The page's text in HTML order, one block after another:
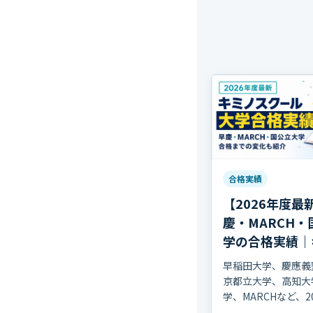
合格実績
【2026年度最
慶・MARCH・
学の合格実績
クール
早稲田大学、慶應
京都立大学、高知
学、MARCHなど、